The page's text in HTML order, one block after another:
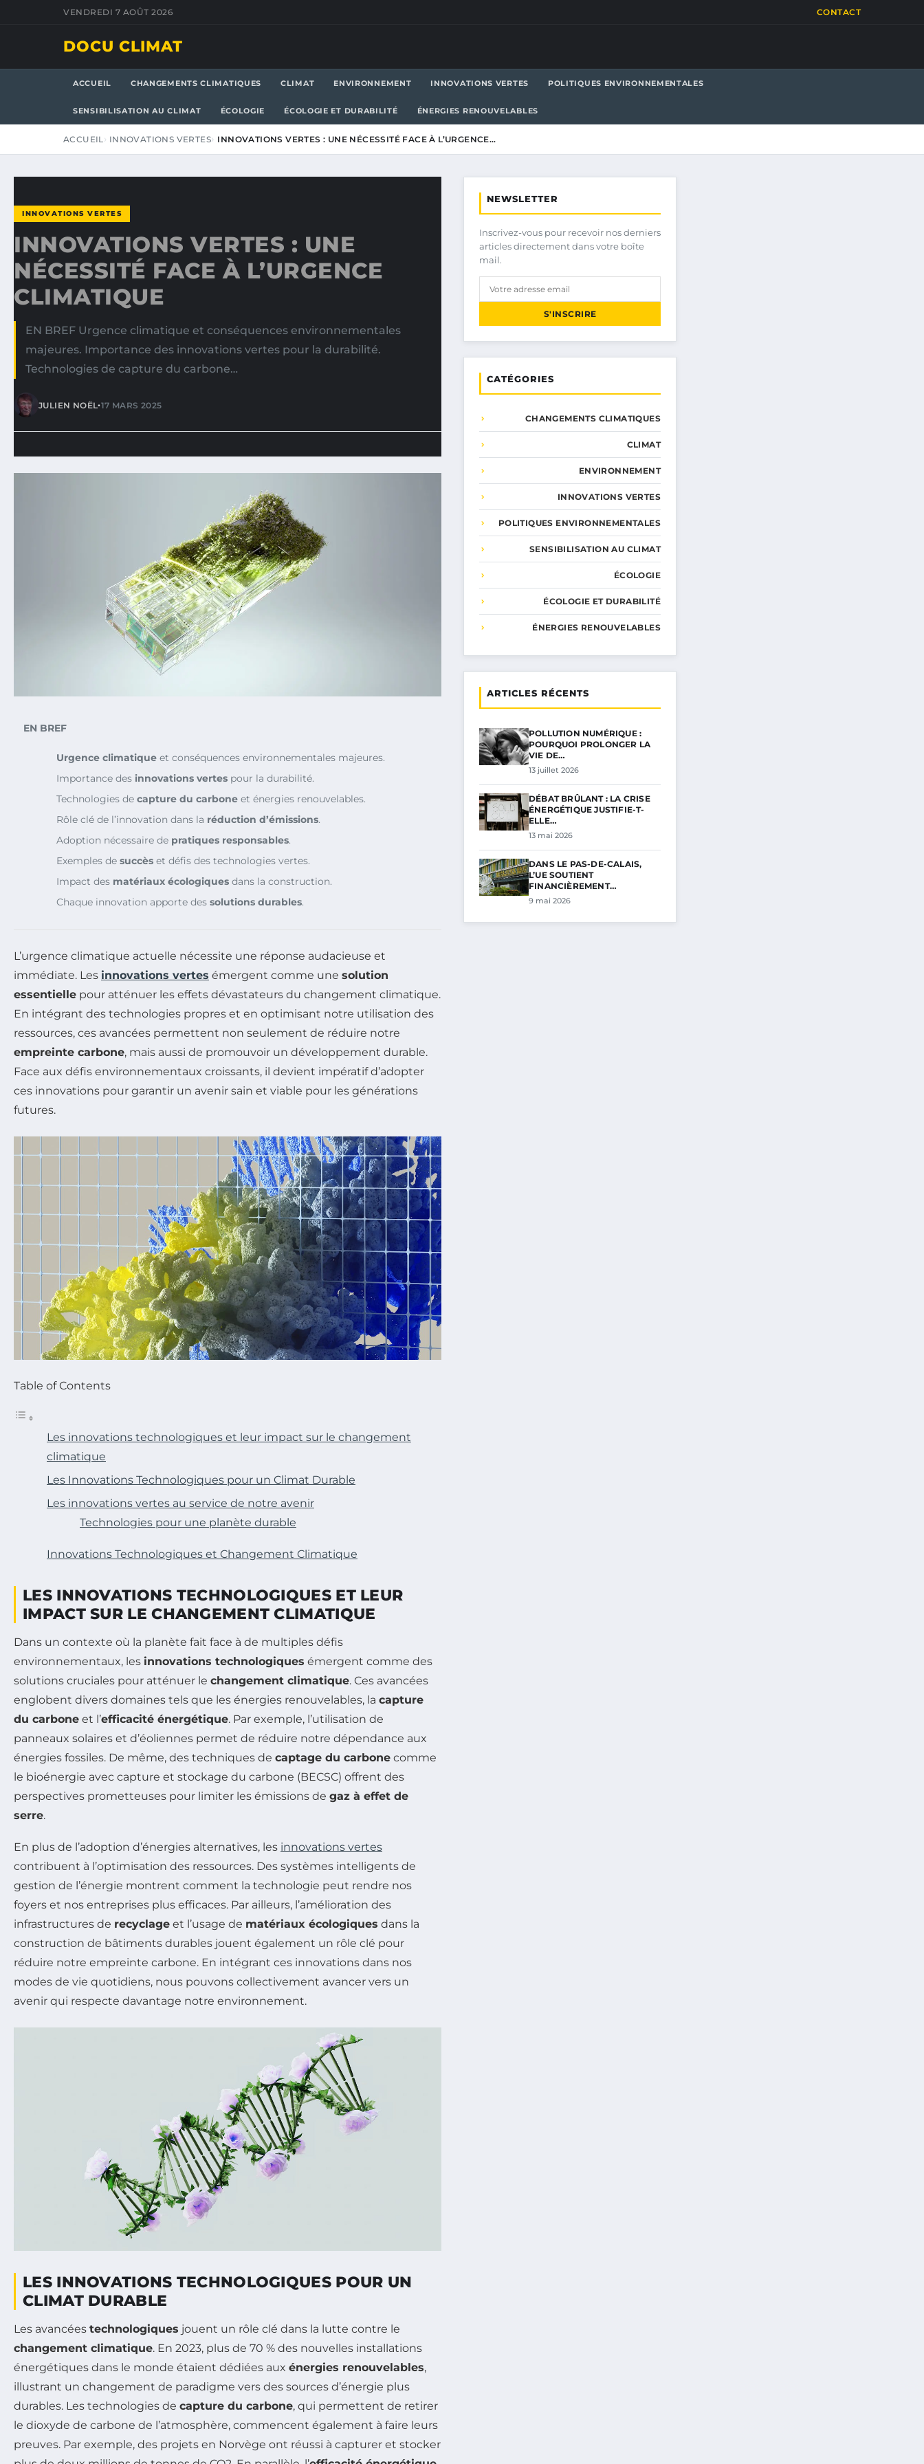
VENDREDI 7 AOÛT 2026 CONTACT
DOCU CLIMAT
ACCUEIL CHANGEMENTS CLIMATIQUES CLIMAT ENVIRONNEMENT INNOVATIONS VERTES POLITIQUES ENVIRONNEMENTALES
SENSIBILISATION AU CLIMAT ÉCOLOGIE ÉCOLOGIE ET DURABILITÉ ÉNERGIES RENOUVELABLES
ACCUEIL INNOVATIONS VERTES INNOVATIONS VERTES : UNE NÉCESSITÉ FACE À L’URGENCE…
INNOVATIONS VERTES
INNOVATIONS VERTES : UNE
NÉCESSITÉ FACE À L’URGENCE
CLIMATIQUE
EN BREF Urgence climatique et conséquences environnementales
majeures. Importance des innovations vertes pour la durabilité.
Technologies de capture du carbone…
JULIEN NOËL•17 MARS 2025
EN BREF
Urgence climatique et conséquences environnementales majeures.
Importance des innovations vertes pour la durabilité.
Technologies de capture du carbone et énergies renouvelables.
Rôle clé de l’innovation dans la réduction d’émissions.
Adoption nécessaire de pratiques responsables.
Exemples de succès et défis des technologies vertes.
Impact des matériaux écologiques dans la construction.
Chaque innovation apporte des solutions durables.
L’urgence climatique actuelle nécessite une réponse audacieuse et
immédiate. Les innovations vertes émergent comme une solution
essentielle pour atténuer les effets dévastateurs du changement climatique.
En intégrant des technologies propres et en optimisant notre utilisation des
ressources, ces avancées permettent non seulement de réduire notre
empreinte carbone, mais aussi de promouvoir un développement durable.
Face aux défis environnementaux croissants, il devient impératif d’adopter
ces innovations pour garantir un avenir sain et viable pour les générations
futures.
Table of Contents
Les innovations technologiques et leur impact sur le changement
climatique
Les Innovations Technologiques pour un Climat Durable
Les innovations vertes au service de notre avenir
Technologies pour une planète durable
Innovations Technologiques et Changement Climatique
LES INNOVATIONS TECHNOLOGIQUES ET LEUR
IMPACT SUR LE CHANGEMENT CLIMATIQUE
Dans un contexte où la planète fait face à de multiples défis
environnementaux, les innovations technologiques émergent comme des
solutions cruciales pour atténuer le changement climatique. Ces avancées
englobent divers domaines tels que les énergies renouvelables, la capture
du carbone et l’efficacité énergétique. Par exemple, l’utilisation de
panneaux solaires et d’éoliennes permet de réduire notre dépendance aux
énergies fossiles. De même, des techniques de captage du carbone comme
le bioénergie avec capture et stockage du carbone (BECSC) offrent des
perspectives prometteuses pour limiter les émissions de gaz à effet de
serre.
En plus de l’adoption d’énergies alternatives, les innovations vertes
contribuent à l’optimisation des ressources. Des systèmes intelligents de
gestion de l’énergie montrent comment la technologie peut rendre nos
foyers et nos entreprises plus efficaces. Par ailleurs, l’amélioration des
infrastructures de recyclage et l’usage de matériaux écologiques dans la
construction de bâtiments durables jouent également un rôle clé pour
réduire notre empreinte carbone. En intégrant ces innovations dans nos
modes de vie quotidiens, nous pouvons collectivement avancer vers un
avenir qui respecte davantage notre environnement.
LES INNOVATIONS TECHNOLOGIQUES POUR UN
CLIMAT DURABLE
Les avancées technologiques jouent un rôle clé dans la lutte contre le
changement climatique. En 2023, plus de 70 % des nouvelles installations
énergétiques dans le monde étaient dédiées aux énergies renouvelables,
illustrant un changement de paradigme vers des sources d’énergie plus
durables. Les technologies de capture du carbone, qui permettent de retirer
le dioxyde de carbone de l’atmosphère, commencent également à faire leurs
preuves. Par exemple, des projets en Norvège ont réussi à capturer et stocker
NEWSLETTER
Inscrivez-vous pour recevoir nos derniers
articles directement dans votre boîte
mail.
S'INSCRIRE
CATÉGORIES
CHANGEMENTS CLIMATIQUES
CLIMAT
ENVIRONNEMENT
INNOVATIONS VERTES
POLITIQUES ENVIRONNEMENTALES
SENSIBILISATION AU CLIMAT
ÉCOLOGIE
ÉCOLOGIE ET DURABILITÉ
ÉNERGIES RENOUVELABLES
ARTICLES RÉCENTS
POLLUTION NUMÉRIQUE :
POURQUOI PROLONGER LA
VIE DE…
13 juillet 2026
DÉBAT BRÛLANT : LA CRISE
ÉNERGÉTIQUE JUSTIFIE-T-
ELLE…
13 mai 2026
DANS LE PAS-DE-CALAIS,
L’UE SOUTIENT
FINANCIÈREMENT…
9 mai 2026